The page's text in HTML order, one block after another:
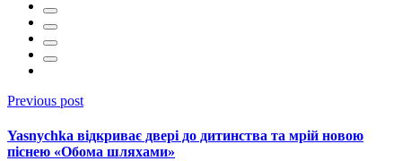
Previous post
Yasnychka відкриває двері до дитинства та мрій новою
піснею «Обома шляхами»